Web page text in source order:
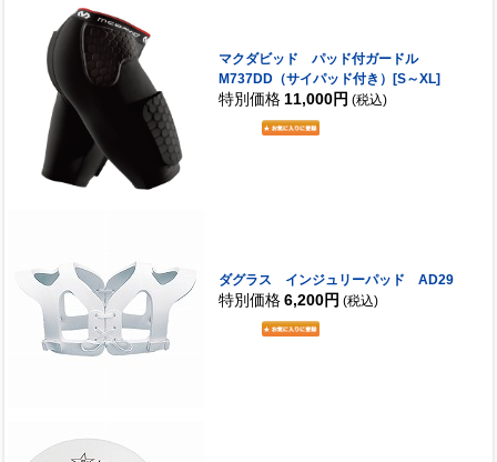
マクダビッド パッド付ガードル
M737DD（サイパッド付き）[S～XL]
特別価格 11,000円 (税込)
ダグラス インジュリーパッド AD29
特別価格 6,200円 (税込)